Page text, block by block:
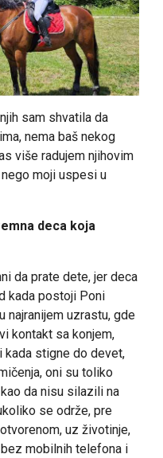
sam shvatila da
nema baš nekog
više radujem njihovim
moji uspesi u
deca koja
da prate dete, jer deca
kada postoji Poni
najranijem uzrastu, gde
kontakt sa konjem,
kada stigne do devet,
oni su toliko
da nisu silazili na
se održe, pre
uz životinje,
mobilnih telefona i